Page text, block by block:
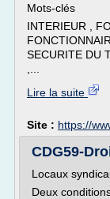
Mots-clés
INTERIEUR ,
SECURITE DU
Lire la suite
Site : https://
CDG59-
Locaux
Deux